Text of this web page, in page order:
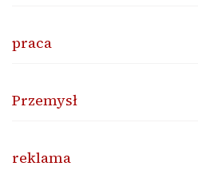
praca
Przemysł
reklama